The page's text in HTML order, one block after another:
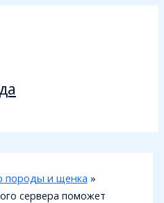
породы и щенка
сервера поможет